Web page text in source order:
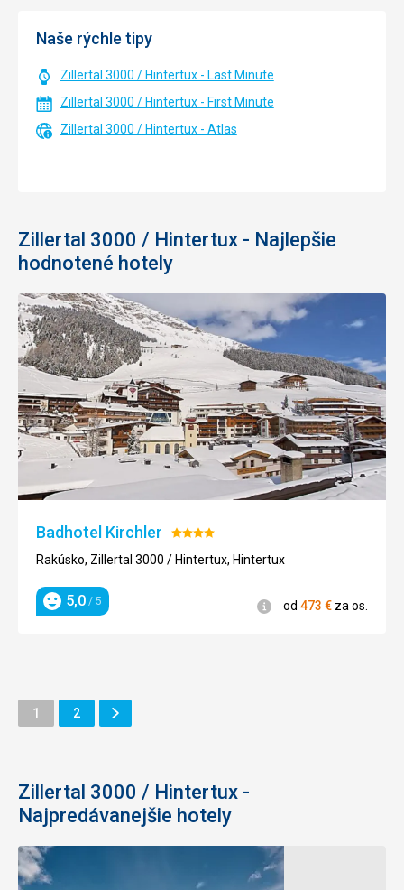
Naše rýchle tipy
Zillertal 3000 / Hintertux - Last Minute
Zillertal 3000 / Hintertux - First Minute
Zillertal 3000 / Hintertux - Atlas
Zillertal 3000 / Hintertux - Najlepšie
hodnotené hotely
Badhotel Kirchler Hodnotenie:
4/5
Rakúsko, Zillertal 3000 / Hintertux, Hintertux
Hodnotenie
5,0 / 5 Informácie
od 473 € za os.
Stránka
1 Stránka
2
Ďalšie
Stránka
Zillertal 3000 / Hintertux -
Najpredávanejšie hotely